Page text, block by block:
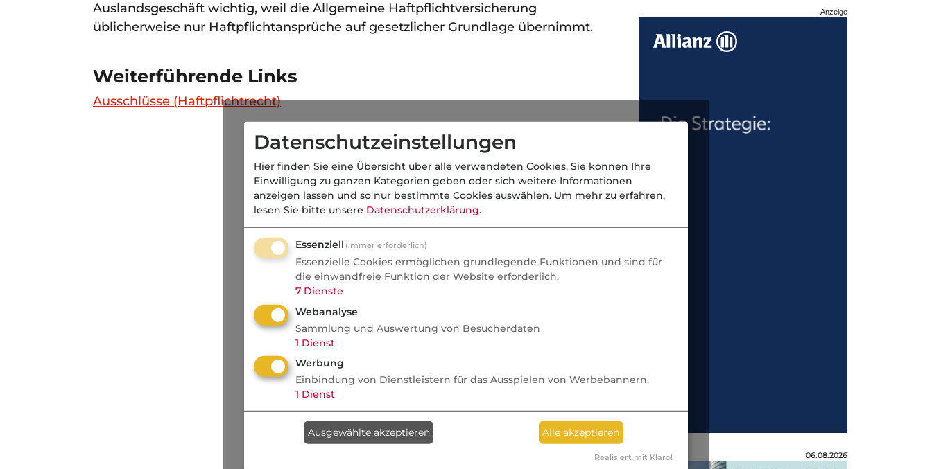
Auslandsgeschäft wichtig, weil die Allgemeine Haftpflichtversicherung
üblicherweise nur Haftpflichtansprüche auf gesetzlicher Grundlage übernimmt.
Weiterführende Links
Ausschlüsse (Haftpflichtrecht)
Anzeige
Anzeige 06.08.2026
Datenschutzeinstellungen
Hier finden Sie eine Übersicht über alle verwendeten Cookies. Sie können Ihre
Einwilligung zu ganzen Kategorien geben oder sich weitere Informationen
anzeigen lassen und so nur bestimmte Cookies auswählen. Um mehr zu erfahren,
lesen Sie bitte unsere Datenschutzerklärung.
Essenziell (immer erforderlich)
Essenzielle Cookies ermöglichen grundlegende Funktionen und sind für
die einwandfreie Funktion der Website erforderlich.
7 Dienste
Webanalyse
Sammlung und Auswertung von Besucherdaten
1 Dienst
Werbung
Einbindung von Dienstleistern für das Ausspielen von Werbebannern.
1 Dienst
Ausgewählte akzeptieren Alle akzeptieren
Realisiert mit Klaro!